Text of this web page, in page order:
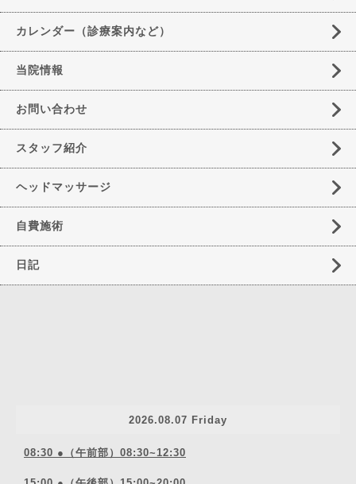
カレンダー（診療案内など）
当院情報
お問い合わせ
スタッフ紹介
ヘッドマッサージ
自費施術
日記
2026.08.07 Friday
08:30 ●（午前部）08:30~12:30